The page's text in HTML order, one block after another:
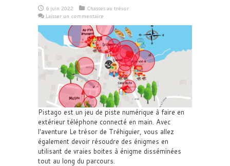
6 juin 2022
Chasses au trésor
Laisser un commentaire
Pistago est un jeu de piste numérique à faire en
extérieur téléphone connecté en main. Avec
l'aventure Le trésor de Tréhiguier, vous allez
également devoir résoudre des énigmes en
utilisant de vraies boites à énigme disséminées
tout au long du parcours.